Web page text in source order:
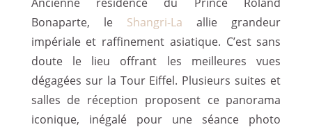
Bonaparte, le Shangri-La allie grandeur
impériale et raffinement asiatique. C’est sans
doute le lieu offrant les meilleures vues
dégagées sur la Tour Eiffel. Plusieurs suites et
salles de réception proposent ce panorama
iconique, inégalé pour une séance photo